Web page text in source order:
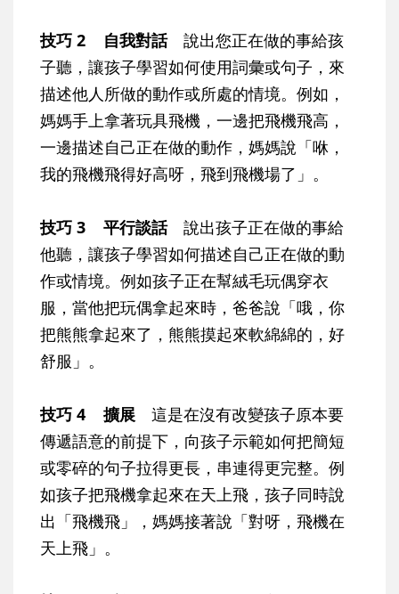
技巧 2 自我對話說出您正在做的事給孩
子聽，讓孩子學習如何使用詞彙或句子，來
描述他人所做的動作或所處的情境。例如，
媽媽手上拿著玩具飛機，一邊把飛機飛高，
一邊描述自己正在做的動作，媽媽說「咻，
我的飛機飛得好高呀，飛到飛機場了」。
技巧 3 平行談話說出孩子正在做的事給
他聽，讓孩子學習如何描述自己正在做的動
作或情境。例如孩子正在幫絨毛玩偶穿衣
服，當他把玩偶拿起來時，爸爸說「哦，你
把熊熊拿起來了，熊熊摸起來軟綿綿的，好
舒服」。
技巧 4 擴展 這是在沒有改變孩子原本要
傳遞語意的前提下，向孩子示範如何把簡短
或零碎的句子拉得更長，串連得更完整。例
如孩子把飛機拿起來在天上飛，孩子同時說
出「飛機飛」，媽媽接著說「對呀，飛機在
天上飛」。